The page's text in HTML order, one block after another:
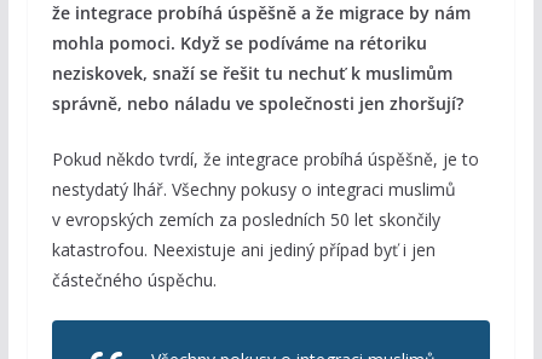
že integrace probíhá úspěšně a že migrace by nám
mohla pomoci. Když se podíváme na rétoriku
neziskovek, snaží se řešit tu nechuť k muslimům
správně, nebo náladu ve společnosti jen zhoršují?
Pokud někdo tvrdí, že integrace probíhá úspěšně, je to
nestydatý lhář. Všechny pokusy o integraci muslimů
v evropských zemích za posledních 50 let skončily
katastrofou. Neexistuje ani jediný případ byť i jen
částečného úspěchu.